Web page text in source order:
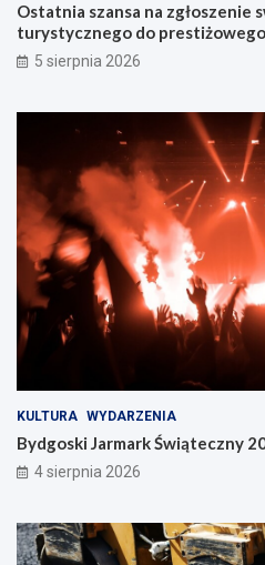
Ostatnia szansa na zgłoszenie
turystycznego do
5 sierpnia 2026
KULTURA WYDARZENIA
Bydgoski Jarmark Świąteczny
4 sierpnia 2026